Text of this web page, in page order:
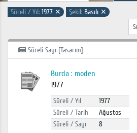
Süreli / Yıl: 1977 ✕ Şekil: Basılı ✕
Süreli Sayı [Tasarım]
Burda : moden
1977
Süreli / Yıl
1977
Süreli / Tarih
Ağustos
Süreli / Sayı
8